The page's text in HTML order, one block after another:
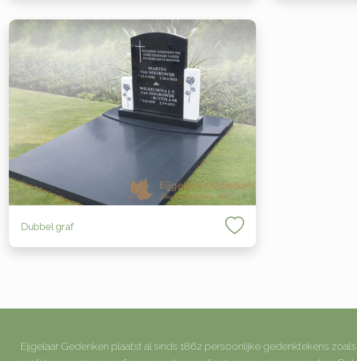
Dubbel graf
Eijgelaar Gedenken plaatst al sinds 1862 persoonlijke gedenktekens zoals